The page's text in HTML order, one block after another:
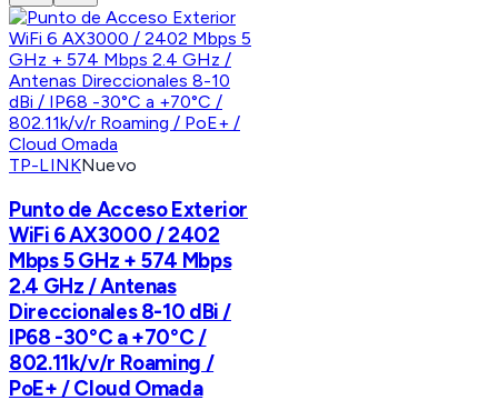
TP-LINKNuevo
Punto de Acceso Exterior
WiFi 6 AX3000 / 2402
Mbps 5 GHz + 574 Mbps
2.4 GHz / Antenas
Direccionales 8-10 dBi /
IP68 -30°C a +70°C /
802.11k/v/r Roaming /
PoE+ / Cloud Omada